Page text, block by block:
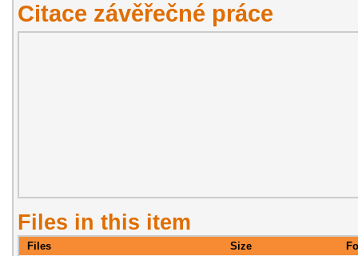
Citace závěřečné práce
Files in this item
Files Size